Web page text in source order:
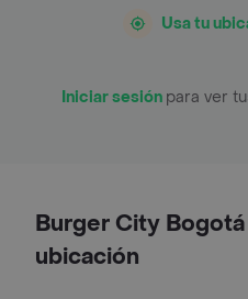
Usa tu
Iniciar sesión para ver
Burger City
ubicación